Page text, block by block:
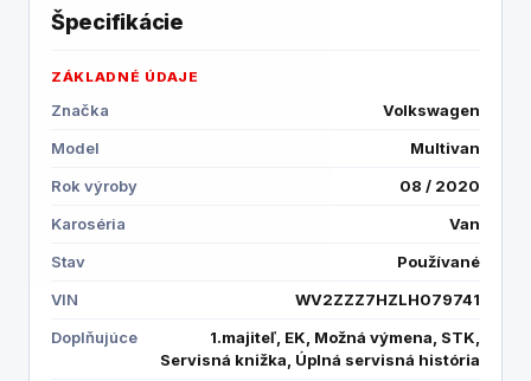
Špecifikácie
ZÁKLADNÉ ÚDAJE
Značka
Volkswagen
Model
Multivan
Rok výroby
08 / 2020
Karoséria
Van
Stav
Používané
VIN
WV2ZZZ7HZLH079741
Doplňujúce
1.majiteľ, EK, Možná výmena, STK,
Servisná knižka, Úplná servisná história